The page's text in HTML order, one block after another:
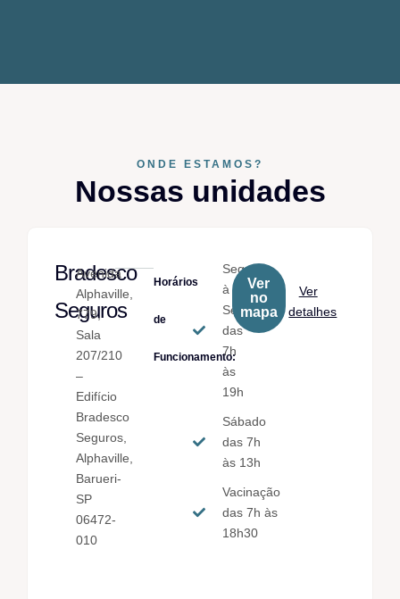
ONDE ESTAMOS?
Nossas unidades
Bradesco
Seguros
Avenida
Alphaville,
779,
Sala
207/210
–
Edifício
Bradesco
Seguros,
Alphaville,
Barueri-
SP
06472-
010
Horários
de
Funcionamento:
Seg.
à
Sex.
das
7h
às
19h
Sábado
das 7h
às 13h
Vacinação
das 7h às
18h30
Ver
no
mapa
Ver
detalhes